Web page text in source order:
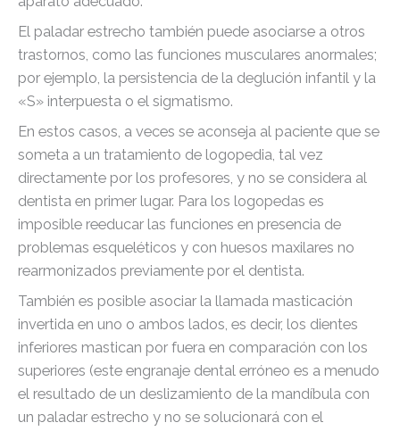
El paladar estrecho también puede asociarse a otros
trastornos, como las funciones musculares anormales;
por ejemplo, la persistencia de la deglución infantil y la
«S» interpuesta o el sigmatismo.
En estos casos, a veces se aconseja al paciente que se
someta a un tratamiento de logopedia, tal vez
directamente por los profesores, y no se considera al
dentista en primer lugar. Para los logopedas es
imposible reeducar las funciones en presencia de
problemas esqueléticos y con huesos maxilares no
rearmonizados previamente por el dentista.
También es posible asociar la llamada masticación
invertida en uno o ambos lados, es decir, los dientes
inferiores mastican por fuera en comparación con los
superiores (este engranaje dental erróneo es a menudo
el resultado de un deslizamiento de la mandíbula con
un paladar estrecho y no se solucionará con el